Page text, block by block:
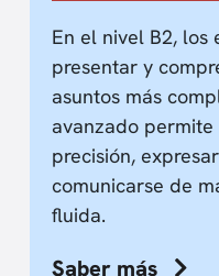
En el nivel B2, los
presentar y
asuntos más
avanzado
precisión,
comunicarse de
fluida.
Saber más